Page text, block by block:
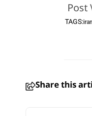
Post
TAGS:iran
Share this